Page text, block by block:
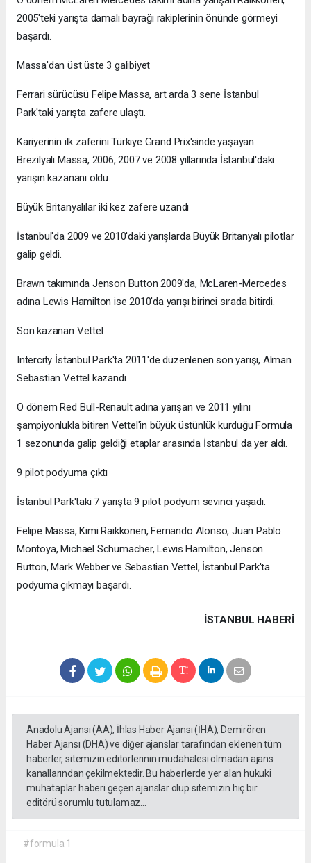
2005'teki yarışta damalı bayrağı rakiplerinin önünde görmeyi
başardı.
Massa'dan üst üste 3 galibiyet
Ferrari sürücüsü Felipe Massa, art arda 3 sene İstanbul
Park'taki yarışta zafere ulaştı.
Kariyerinin ilk zaferini Türkiye Grand Prix'sinde yaşayan
Brezilyalı Massa, 2006, 2007 ve 2008 yıllarında İstanbul'daki
yarışın kazananı oldu.
Büyük Britanyalılar iki kez zafere uzandı
İstanbul'da 2009 ve 2010'daki yarışlarda Büyük Britanyalı pilotlar
galip geldi.
Brawn takımında Jenson Button 2009'da, McLaren-Mercedes
adına Lewis Hamilton ise 2010'da yarışı birinci sırada bitirdi.
Son kazanan Vettel
Intercity İstanbul Park'ta 2011'de düzenlenen son yarışı, Alman
Sebastian Vettel kazandı.
O dönem Red Bull-Renault adına yarışan ve 2011 yılını
şampiyonlukla bitiren Vettel'in büyük üstünlük kurduğu Formula
1 sezonunda galip geldiği etaplar arasında İstanbul da yer aldı.
9 pilot podyuma çıktı
İstanbul Park'taki 7 yarışta 9 pilot podyum sevinci yaşadı.
Felipe Massa, Kimi Raikkonen, Fernando Alonso, Juan Pablo
Montoya, Michael Schumacher, Lewis Hamilton, Jenson
Button, Mark Webber ve Sebastian Vettel, İstanbul Park'ta
podyuma çıkmayı başardı.
İSTANBUL HABERİ
Anadolu Ajansı (AA), İhlas Haber Ajansı (İHA), Demirören
Haber Ajansı (DHA) ve diğer ajanslar tarafından eklenen tüm
haberler, sitemizin editörlerinin müdahalesi olmadan ajans
kanallarından çekilmektedir. Bu haberlerde yer alan hukuki
muhataplar haberi geçen ajanslar olup sitemizin hiç bir
editörü sorumlu tutulamaz...
#formula 1